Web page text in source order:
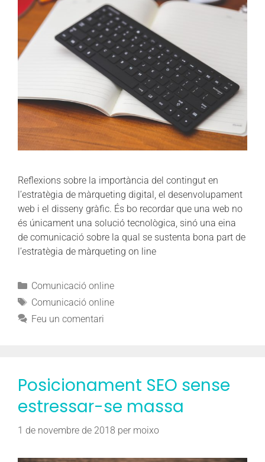
Reflexions sobre la importància del contingut en
l’estratègia de màrqueting digital, el desenvolupament
web i el disseny gràfic. És bo recordar que una web no
és únicament una solució tecnològica, sinó una eina
de comunicació sobre la qual se sustenta bona part de
l’estratègia de màrqueting on line
Comunicació online
Comunicació online
Feu un comentari
Posicionament SEO sense
estressar-se massa
1 de novembre de 2018 per moixo